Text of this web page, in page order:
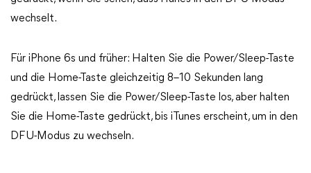
wechselt.
Für iPhone 6s und früher: Halten Sie die Power/Sleep-Taste
und die Home-Taste gleichzeitig 8–10 Sekunden lang
gedrückt, lassen Sie die Power/Sleep-Taste los, aber halten
Sie die Home-Taste gedrückt, bis iTunes erscheint, um in den
DFU-Modus zu wechseln.